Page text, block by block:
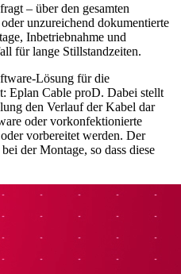
– über den gesamten
unzureichend dokumentierte
Inbetriebnahme und
für lange Stillstandzeiten.
Lösung für die
Eplan Cable proD. Dabei stellt
den Verlauf der Kabel dar
oder vorkonfektionierte
vorbereitet werden. Der
der Montage, so dass diese